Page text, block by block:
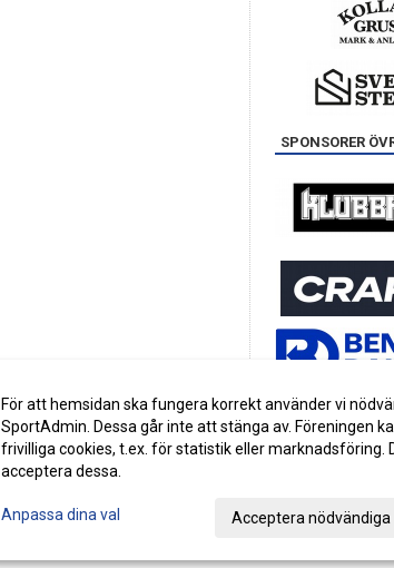
SPONSORER
För att hemsidan ska fungera korrekt använder vi
SportAdmin. Dessa går inte att stänga av. Föreningen
frivilliga cookies, t.ex. för statistik eller marknadsföring.
acceptera dessa.
Anpassa dina val Acceptera nödvändiga